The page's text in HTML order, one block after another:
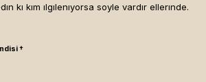
kı kım ılgılenıyorsa soyle vardır ellerınde.
†